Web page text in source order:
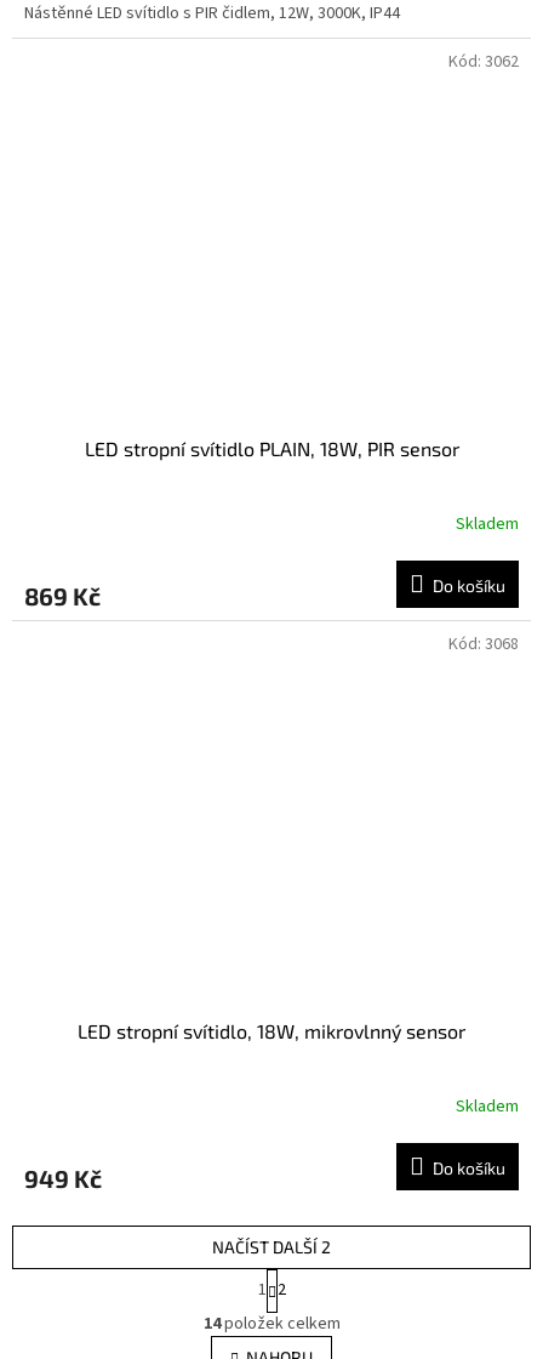
Nástěnné LED svítidlo s PIR čidlem, 12W, 3000K, IP44
LED stropní svítidlo PLAIN, 18W, PIR sensor
Skladem
869 Kč Do košíku
Kód: 3062
LED stropní svítidlo, 18W, mikrovlnný sensor
Skladem
949 Kč Do košíku
Kód: 3068
O
v
NAČÍST DALŠÍ 2
S
t
r
á
1 2
14položek celkem